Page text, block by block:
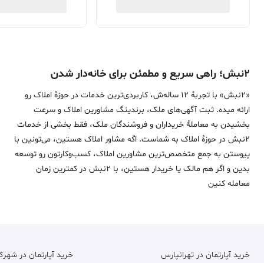
۲نبش؛ راهی سریع و مطمئن برای خانه‌دار شدن
«2نبش» با تجربۀ 12 ساله‌ش، کاربردی‌ترین خدمات در حوزۀ املاک رو
ارائه میده. ثبت آگهی‌های ملک، برندینگ مشاورین املاک و سرعت
بخشیدن به معاملۀ خریداران و فروشندگان ملک، فقط بخشی از خدمات
2نبش در حوزۀ املاک به شماست. اگه مشاور املاک هستین، می‌تونین با
پیوستن به جمع متخصص‌ترین مشاورین املاک، کسب‌وکارتون رو توسعه
بدین و اگر هم مالک یا خریدار هستین، با 2نبش در کمترین زمان
معامله‌ کنین
خرید آپارتمان در تهرانپارس
خرید آپارتمان در